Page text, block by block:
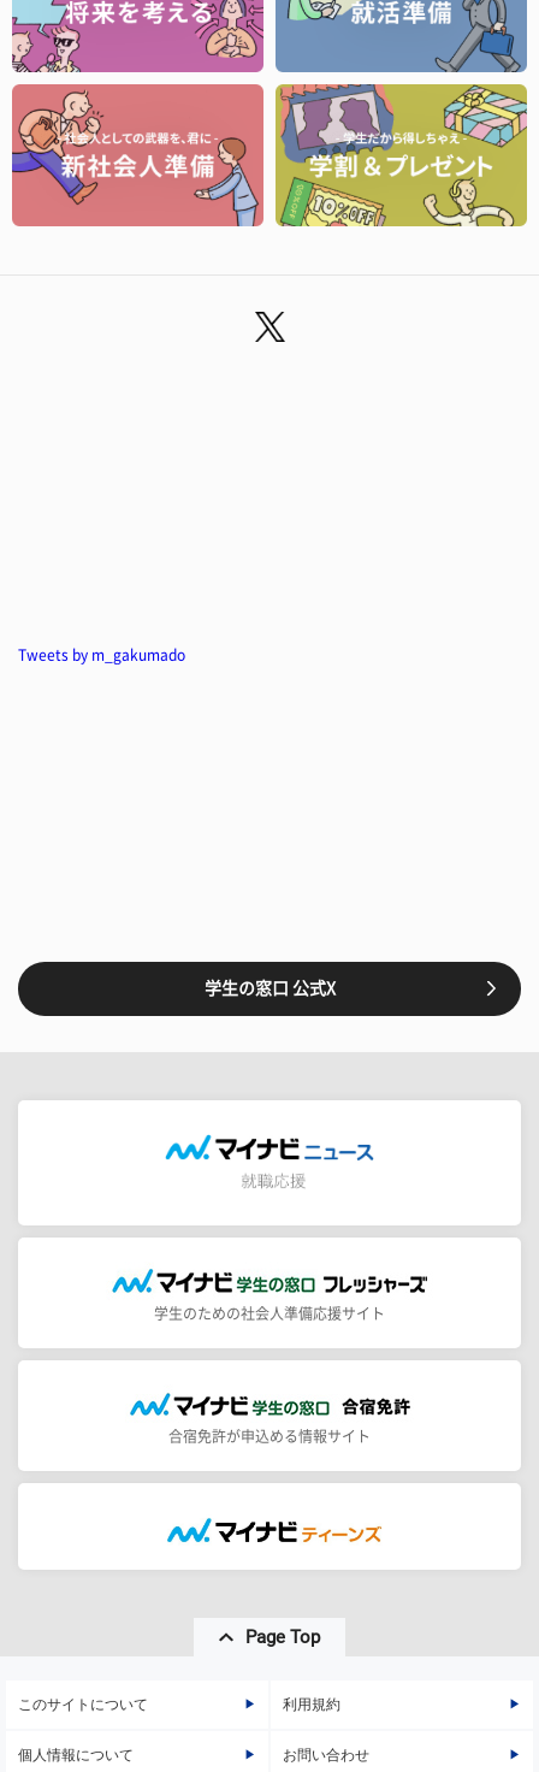
Tweets by m_gakumado
学生の窓口 公式X
学生のための社会人準備応援サイト
合宿免許が申込める情報サイト
Page Top
このサイトについて 利用規約
個人情報について お問い合わせ